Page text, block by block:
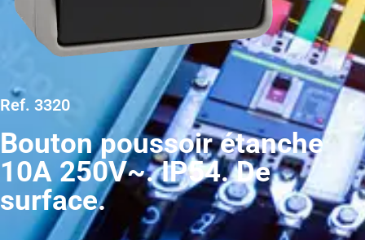
Ref. 3320
Bouton poussoir étanche
10A 250V~. IP54. De
surface.